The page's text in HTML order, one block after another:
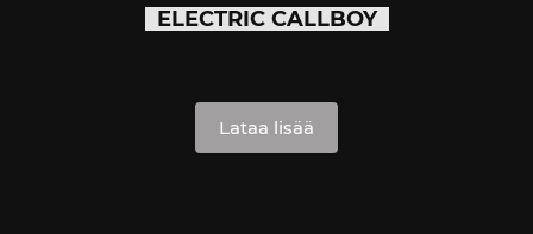
ELECTRIC CALLBOY
Lataa lisää